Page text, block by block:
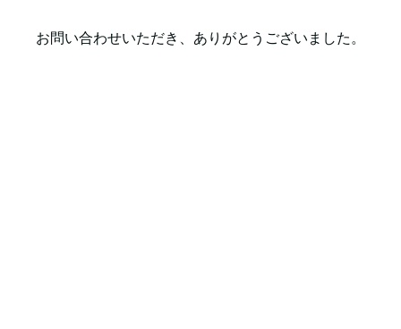
お問い合わせいただき、ありがとうございました。